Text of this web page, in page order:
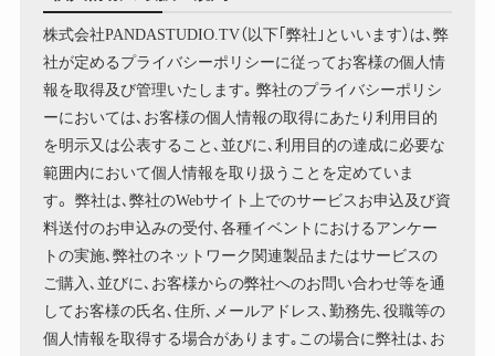
株式会社PANDASTUDIO.TV（以下｢弊社｣といいます）は､弊
社が定めるプライバシーポリシーに従ってお客様の個人情
報を取得及び管理いたします｡ 弊社のプライバシーポリシ
ーにおいては､お客様の個人情報の取得にあたり利用目的
を明示又は公表すること､並びに､利用目的の達成に必要な
範囲内において個人情報を取り扱うことを定めていま
す。 弊社は､弊社のWebサイト上でのサービスお申込及び資
料送付のお申込みの受付､各種イベントにおけるアンケー
トの実施､弊社のネットワーク関連製品またはサービスの
ご購入､並びに､お客様からの弊社へのお問い合わせ等を通
してお客様の氏名､住所､メールアドレス､勤務先､役職等の
個人情報を取得する場合があります｡この場合に弊社は､お